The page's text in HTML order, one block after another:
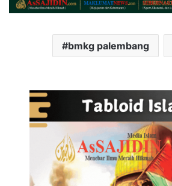
bmkg palembang